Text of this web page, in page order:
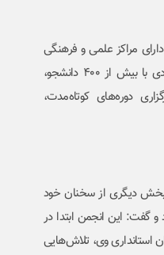
مراکز علمی و فرهنگی
متعددی از جمله مؤسسه علمی‌کاربردی با بیش از ۴۰۰ دانشجو،
دوره‌های کوتاه‌مدت،
بخش دیگری از سخنان خود
گفت: این انجمن ابتدا در
استانداری وی، تلاش‌هایی